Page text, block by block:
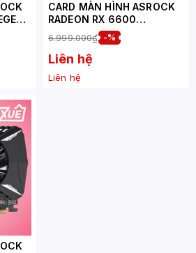
CARD MÀN HÌNH ASROCK
RADEON RX 6600
CHALLENGER D 8GB
6.999.000₫ -%
Liên hệ
Liên hệ